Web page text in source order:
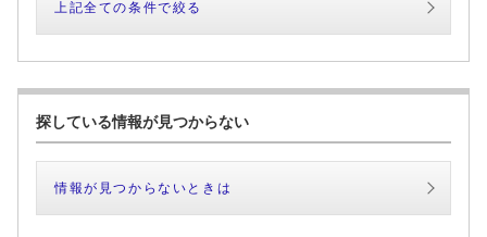
上記全ての条件で絞る
探している情報が見つからない
情報が見つからないときは